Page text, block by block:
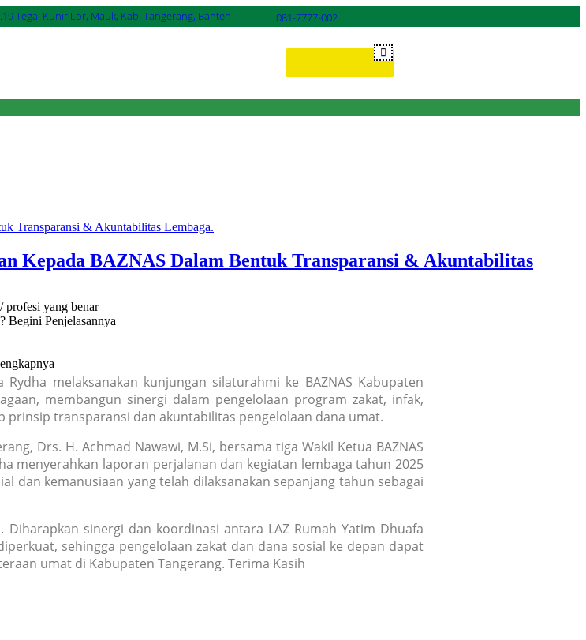
Tegal Kunir Lor, Mauk, Kab. Tangerang, Banten 081-7777-002
profesi yang benar
Begini Penjelasannya
Donasi ONLINE
Kepada BAZNAS Dalam Bentuk Transparansi & Akuntabilitas
melaksanakan kunjungan silaturahmi ke BAZNAS Kabupaten
membangun sinergi dalam pengelolaan program zakat, infak,
prinsip transparansi dan akuntabilitas pengelolaan dana umat.
Drs. H. Achmad Nawawi, M.Si, bersama tiga Wakil Ketua BAZNAS
menyerahkan laporan perjalanan dan kegiatan lembaga tahun 2025
dan kemanusiaan yang telah dilaksanakan sepanjang tahun sebagai
sinergi dan koordinasi antara LAZ Rumah Yatim Dhuafa
sehingga pengelolaan zakat dan dana sosial ke depan dapat
umat di Kabupaten Tangerang. Terima Kasih